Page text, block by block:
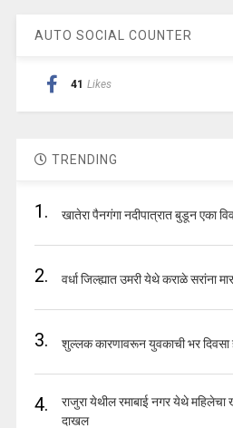
AUTO SOCIAL COUNTER
41 Likes
TRENDING
1. खातेरा पैनगंगा नदीपात्रात बुडून एका
2. वर्धा जिल्ह्यात उमरी येथे कराळे सरांना
3. शुल्लक कारणावरून युवकाची भर दिवसा
4.
राजुरा येथील रमाबाई नगर येथे महिलेचा
दाखल